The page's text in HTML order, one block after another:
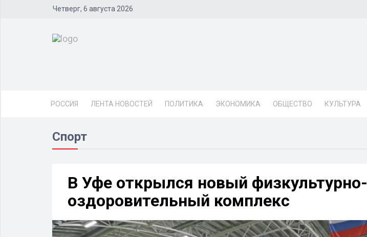
Четверг, 6 августа 2026
РОССИЯ ЛЕНТА НОВОСТЕЙ ПОЛИТИКА ЭКОНОМИКА ОБЩЕСТВО КУЛЬТУРА
Спорт
В Уфе открылся новый физкультурно-
оздоровительный комплекс